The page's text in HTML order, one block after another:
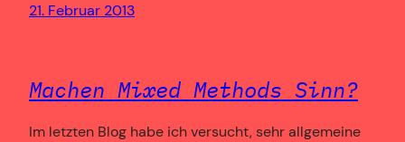
21. Februar 2013
Machen Mixed Methods Sinn?
Im letzten Blog habe ich versucht, sehr allgemeine